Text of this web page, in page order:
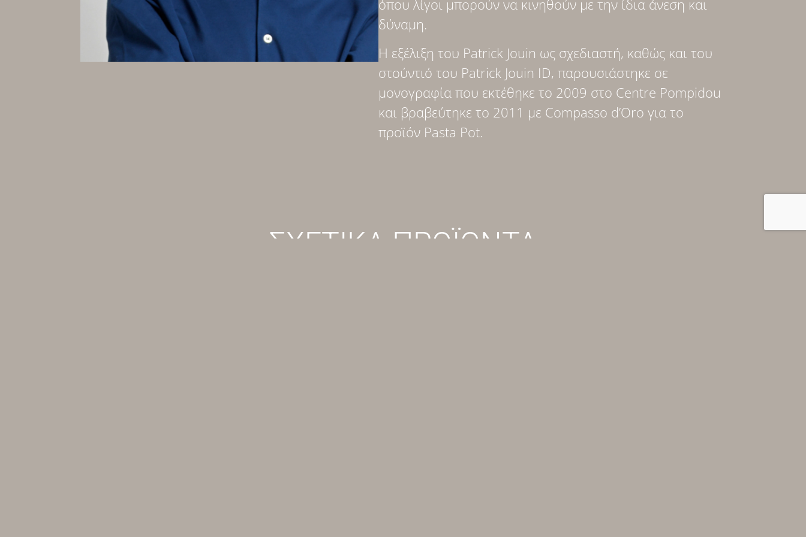
όπου λίγοι μπορούν να κινηθούν με την ίδια άνεση και
δύναμη.
Η εξέλιξη του Patrick Jouin ως σχεδιαστή, καθώς και του
στούντιό του Patrick Jouin ID, παρουσιάστηκε σε
μονογραφία που εκτέθηκε το 2009 στο Centre Pompidou
και βραβεύτηκε το 2011 με Compasso d’Oro για το
προϊόν Pasta Pot.
ΣΧΕΤΙΚΑ ΠΡΟΪΟΝΤΑ